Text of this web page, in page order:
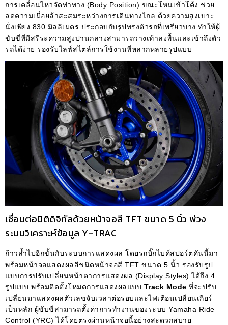
การเคลื่อนไหวจัดท่าทาง (Body Position) ขณะโหนเข้าโค้ง ช่วย
ลดความเมื่อยล้าสะสมระหว่างการเดินทางไกล ด้วยความสูงเบาะ
นั่งเพียง 830 มิลลิเมตร ประกอบกับรูปทรงตัวรถที่เพรียวบาง ทำให้ผู้
ขับขี่ที่มีสรีระความสูงปานกลางสามารถวางเท้าลงพื้นและเข้าถึงตัว
รถได้ง่าย รองรับไลฟ์สไตล์การใช้งานที่หลากหลายรูปแบบ
เชื่อมต่อมิติดิจิทัลด้วยหน้าจอสี TFT ขนาด 5 นิ้ว พ่วง
ระบบวิเคราะห์ข้อมูล Y-TRAC
ก้าวล้ำไปอีกขั้นกับระบบการแสดงผล โดยรถบิ๊กไบค์สปอร์ตคันนี้มา
พร้อมหน้าจอแสดงผลสีชนิดหน้าจอสี TFT ขนาด 5 นิ้ว รองรับรูป
แบบการปรับเปลี่ยนหน้าตาการแสดงผล (Display Styles) ได้ถึง 4
รูปแบบ พร้อมติดตั้งโหมดการแสดงผลแบบ Track Mode ที่จะปรับ
เปลี่ยนมาแสดงผลตัวเลขจับเวลาต่อรอบและไฟเตือนเปลี่ยนเกียร์
เป็นหลัก ผู้ขับขี่สามารถตั้งค่าการทำงานของระบบ Yamaha Ride
Control (YRC) ได้โดยตรงผ่านหน้าจอนี้อย่างสะดวกสบาย